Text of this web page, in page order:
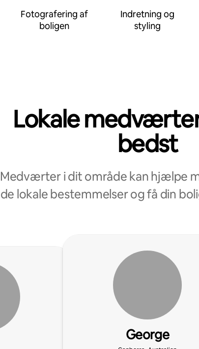
Fotografering af
boligen
Indretning og
styling
Lokale
bedst
Medværter i dit område kan hjælpe
de lokale bestemmelser og få din
George